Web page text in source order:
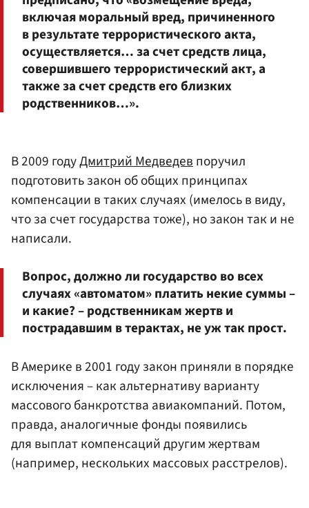
включая моральный вред, причиненного
в результате террористического акта,
осуществляется… за счет средств лица,
совершившего террористический акт, а
также за счет средств его близких
родственников…».
В 2009 годуДмитрий Медведевпоручил
подготовить закон об общих принципах
компенсации в таких случаях (имелось в виду,
что за счет государства тоже), но закон так и не
написали.
Вопрос, должно ли государство во всех
случаях «автоматом» платить некие суммы –
и какие? – родственникам жертв и
пострадавшим в терактах, не уж так прост.
В Америке в 2001 году закон приняли в порядке
исключения – как альтернативу варианту
массового банкротства авиакомпаний. Потом,
правда, аналогичные фонды появились
для выплат компенсаций другим жертвам
(например, нескольких массовых расстрелов).